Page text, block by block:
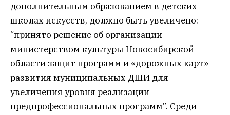
дополнительным образованием в детских
школах искусств, должно быть увеличено:
“принято решение об организации
министерством культуры Новосибирской
области защит программ и «дорожных карт»
развития муниципальных ДШИ для
увеличения уровня реализации
предпрофессиональных программ”. Среди